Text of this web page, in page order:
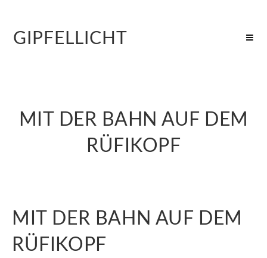
GIPFELLICHT
MIT DER BAHN AUF DEM
RÜFIKOPF
MIT DER BAHN AUF DEM
RÜFIKOPF